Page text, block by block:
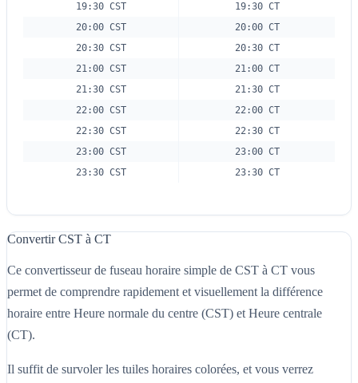
19:30 CST
19:30 CT
20:00 CST
20:00 CT
20:30 CST
20:30 CT
21:00 CST
21:00 CT
21:30 CST
21:30 CT
22:00 CST
22:00 CT
22:30 CST
22:30 CT
23:00 CST
23:00 CT
23:30 CST
23:30 CT
Convertir CST à CT
Ce convertisseur de fuseau horaire simple de CST à CT vous
permet de comprendre rapidement et visuellement la différence
horaire entre Heure normale du centre (CST) et Heure centrale
(CT).
Il suffit de survoler les tuiles horaires colorées, et vous verrez